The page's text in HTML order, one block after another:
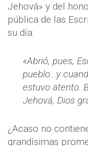
Jehová» y del
pública de las
su día:
«Abrió, pues,
pueblo…y
estuvo atento.
Jehová, Dios
¿Acaso no
grandísimas